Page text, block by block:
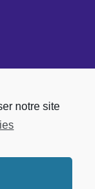
notre site